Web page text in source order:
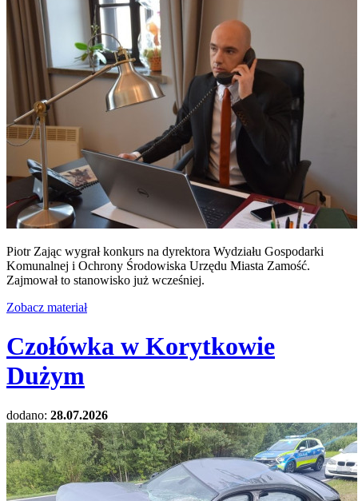
Piotr Zając wygrał konkurs na dyrektora Wydziału Gospodarki
Komunalnej i Ochrony Środowiska Urzędu Miasta Zamość.
Zajmował to stanowisko już wcześniej.
Zobacz materiał
Czołówka w Korytkowie
Dużym
dodano: 28.07.2026